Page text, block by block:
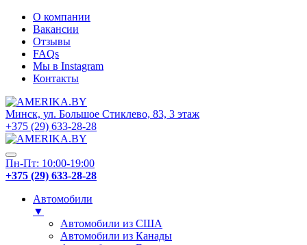
О компании
Вакансии
Отзывы
FAQs
Мы в Instagram
Контакты
Минск, ул. Большое Стиклево, 83, 3 этаж
+375 (29) 633-28-28
Пн-Пт: 10:00-19:00
+375 (29) 633-28-28
Автомобили
▼
Автомобили из США
Автомобили из Канады